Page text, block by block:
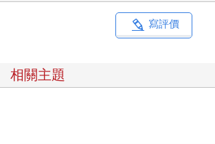
寫評價
相關主題